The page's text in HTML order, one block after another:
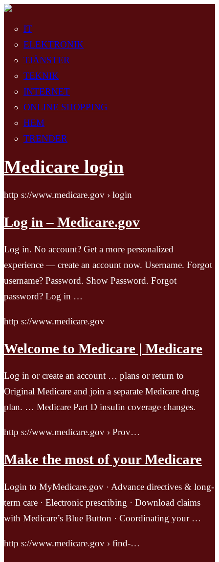
IT
ELEKTRONIK
TJÄNSTER
TEKNIK
INTERNET
ONLINE SHOPPING
HEM
TRENDER
Medicare login
http s://www.medicare.gov › login
Log in – Medicare.gov
Log in. No account? Get a more personalized
experience — create an account now. Username. Forgot
username? Password. Show Password. Forgot
password? Log in …
http s://www.medicare.gov
Welcome to Medicare | Medicare
Log in or create an account … plans or return to
Original Medicare and join a separate Medicare drug
plan. … Medicare Part D insulin coverage changes.
http s://www.medicare.gov › Prov…
Make the most of your Medicare
Login to MyMedicare.gov · Advance directives & long-
term care · Electronic prescribing · Download claims
with Medicare’s Blue Button · Coordinating your …
http s://www.medicare.gov › find-…